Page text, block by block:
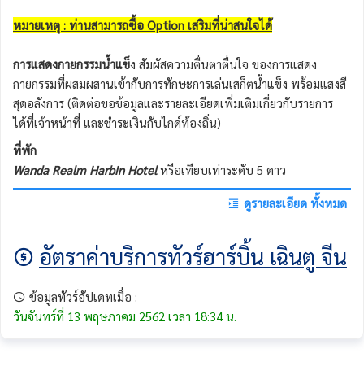
หมายเหตุ : ท่านสามารถซื้อ Option เสริมที่น่าสนใจได้
การแสดงกายกรรมน้ำแข็ง สัมผัสความตื่นตาตื่นใจ ของการแสดง
กายกรรมที่ผสมผสานเข้ากับการทักษะการเล่นเสก็ตน้ำแข็ง พร้อมแสงสี
สุดอลังการ (ติดต่อขอข้อมูลและรายละเอียดเพิ่มเติมเกี่ยวกับรายการ
ได้ที่เจ้าหน้าที่ และชำระเงินกับไกด์ท้องถิ่น)
ที่พัก
Wanda Realm Harbin Hotelหรือเทียบเท่าระดับ 5 ดาว
ดูรายละเอียด ทั้งหมด
อัตราค่าบริการทัวร์ฮาร์บิ้น เฉินตู จีน
ข้อมูลทัวร์อัปเดทเมื่อ :
วันจันทร์ที่ 13 พฤษภาคม 2562 เวลา 18:34 น.